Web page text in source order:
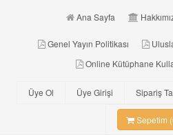
Ana Sayfa
Genel Yayın Politikası
Online Kütüphane
Üye Ol Üye Girişi Sipariş
Sepetim